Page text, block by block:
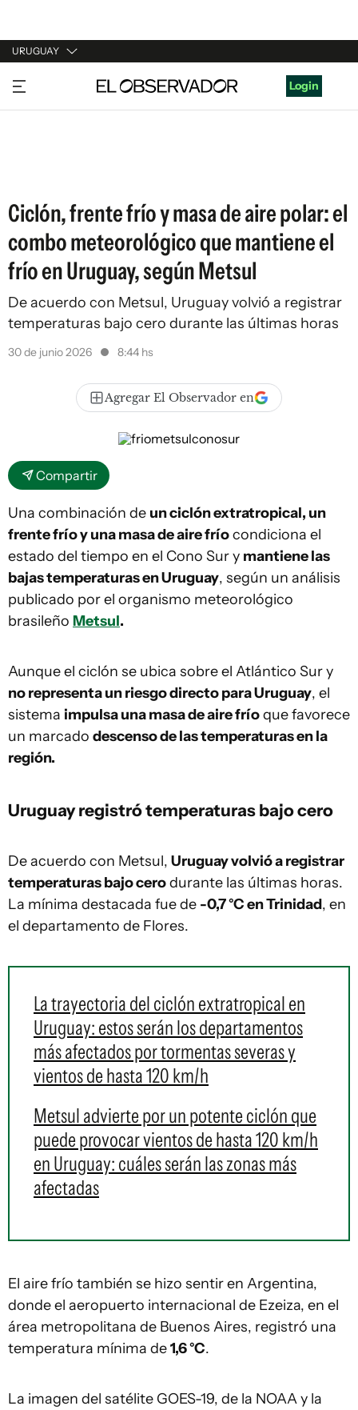
URUGUAY
URUGUAY
ARGENTINA
Login
Ciclón, frente frío y masa de aire polar: el
combo meteorológico que mantiene el
frío en Uruguay, según Metsul
De acuerdo con Metsul, Uruguay volvió a registrar
temperaturas bajo cero durante las últimas horas
30 de junio 2026 8:44 hs
Agregar El Observador en
Compartir
Una combinación de un ciclón extratropical, un
frente frío y una masa de aire fríocondiciona el
estado del tiempo en el Cono Sur y mantiene las
bajas temperaturas en Uruguay, según un análisis
publicado por el organismo meteorológico
brasileño Metsul.
Aunque el ciclón se ubica sobre el Atlántico Sur y
no representa un riesgo directo para Uruguay, el
sistema impulsa una masa de aire fríoque favorece
un marcado descenso de las temperaturas en la
región.
Uruguay registró temperaturas bajo cero
De acuerdo con Metsul, Uruguay volvió a registrar
temperaturas bajo cerodurante las últimas horas.
La mínima destacada fue de -0,7 °C en Trinidad, en
el departamento de Flores.
La trayectoria del ciclón extratropical en
Uruguay: estos serán los departamentos
más afectados por tormentas severas y
vientos de hasta 120 km/h
Metsul advierte por un potente ciclón que
puede provocar vientos de hasta 120 km/h
en Uruguay: cuáles serán las zonas más
afectadas
El aire frío también se hizo sentir en Argentina,
donde el aeropuerto internacional de Ezeiza, en el
área metropolitana de Buenos Aires, registró una
temperatura mínima de1,6 °C.
La imagen del satélite GOES-19, de la NOAA y la